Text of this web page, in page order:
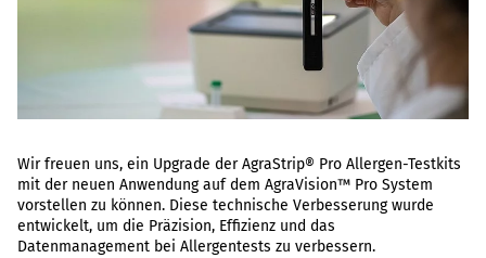
Wir freuen uns, ein Upgrade der AgraStrip® Pro Allergen-Testkits
mit der neuen Anwendung auf dem AgraVision™ Pro System
vorstellen zu können. Diese technische Verbesserung wurde
entwickelt, um die Präzision, Effizienz und das
Datenmanagement bei Allergentests zu verbessern.